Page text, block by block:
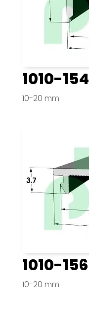
1010-154
10-20 mm
1010-156
10-20 mm